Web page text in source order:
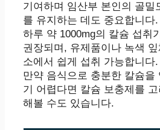
기여하며 임산부 본인의 골밀
를 유지하는 데도 중요합니다.
하루 약 1000mg의 칼슘 섭취
권장되며, 유제품이나 녹색 잎
소에서 쉽게 섭취 가능합니다.
만약 음식으로 충분한 칼슘을
기 어렵다면 칼슘 보충제를 고
해볼 수도 있습니다.